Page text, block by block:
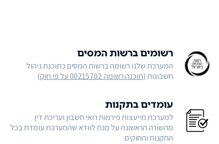
רשומים ברשות המסים
המערכת שלנו רשומה ברשות המסים כתוכנת ניהול
חשבונות (תוכנה רשומה 00215702 על פי חוק )
עומדים בתקנות
למערכת מייעצות פירמות רואי חשבון ועריכת דין
מהשורה הראשונה על מנת לוודא שהמערכת עומדת בכל
התקנות והחוקים